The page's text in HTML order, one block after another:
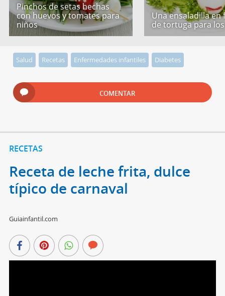
Pinchos de setas hechas
con huevos y tomates para
niños
Una ensaladilla en
de tortuga para
Salud Recetas Enfermedades infantiles Diabetes
COMENTAR
RECETAS
Receta de leche frita, dulce
típico de carnaval
Guiainfantil.com